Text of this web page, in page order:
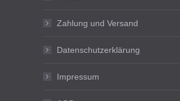
Zahlung und Versand
Datenschutzerklärung
Impressum